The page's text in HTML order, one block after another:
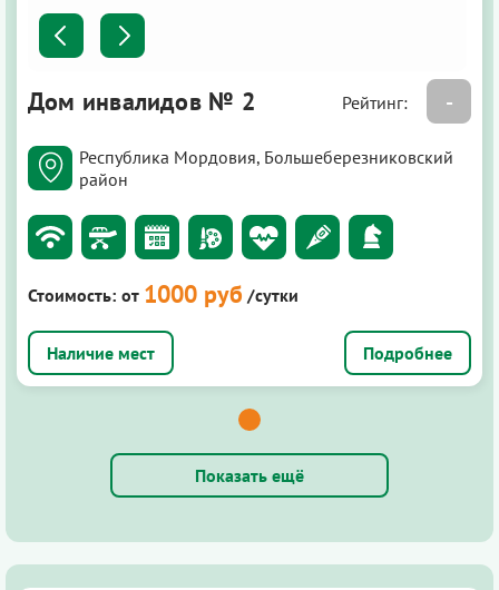
Дом инвалидов № 2 Рейтинг: -
Республика Мордовия, Большеберезниковский
район
Стоимость: от 1000 руб /сутки
Подробнее
Показать ещё